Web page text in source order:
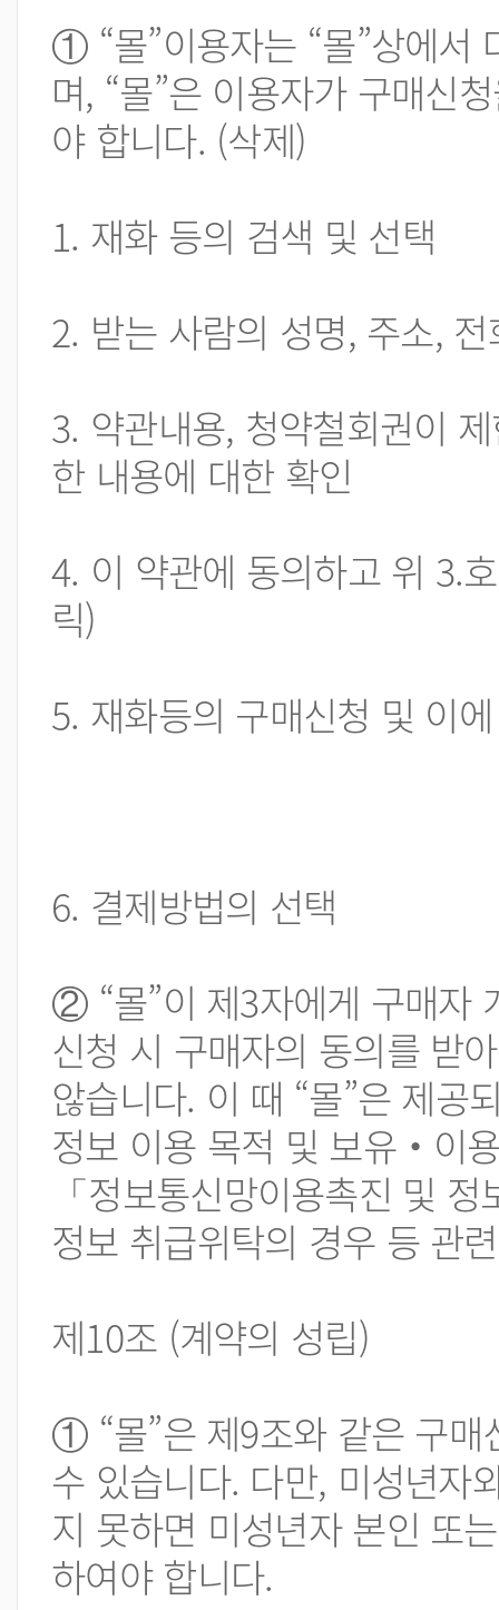
① “몰”이용자는 “몰”상에서
며, “몰”은 이용자가 구매신
야 합니다. (삭제)
1. 재화 등의 검색 및 선택
2. 받는 사람의 성명, 주소,
3. 약관내용, 청약철회권이
한 내용에 대한 확인
4. 이 약관에 동의하고 위 3.
릭)
5. 재화등의 구매신청 및 이
6. 결제방법의 선택
② “몰”이 제3자에게 구매자
신청 시 구매자의 동의를 받
않습니다. 이 때 “몰”은 제공
정보 이용 목적 및 보유‧이
「정보통신망이용촉진 및
정보 취급위탁의 경우 등 관
제10조 (계약의 성립)
① “몰”은 제9조와 같은 구매
수 있습니다. 다만, 미성년자
지 못하면 미성년자 본인 또
하여야 합니다.